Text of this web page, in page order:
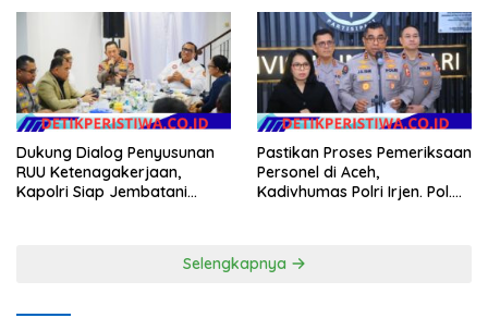
Agenda Kapolri
Dukung Dialog Penyusunan
RUU Ketenagakerjaan,
Kapolri Siap Jembatani
Pastikan Proses Pemeriksaan
Personel di Aceh,
Kadivhumas Polri Irjen. Pol.
Selengkapnya